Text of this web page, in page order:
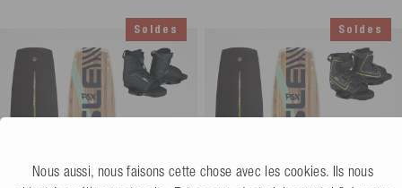
Soldes Soldes
Nous aussi, nous faisons cette chose avec les cookies. Ils nous